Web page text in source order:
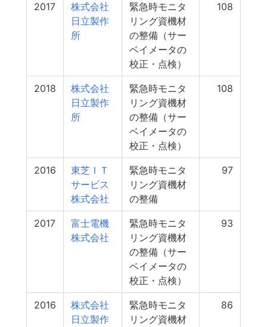
2017
株式会社
日立製作
所
緊急時モニタ
リング資機材
の整備（サー
ベイメータの
校正・点検）
108
2018
株式会社
日立製作
所
緊急時モニタ
リング資機材
の整備（サー
ベイメータの
校正・点検）
108
2016
東芝ＩＴ
サービス
株式会社
緊急時モニタ
リング資機材
の整備
97
2017
富士電機
株式会社
緊急時モニタ
リング資機材
の整備（サー
ベイメータの
校正・点検）
93
2016
株式会社
日立製作
緊急時モニタ
リング資機材
86